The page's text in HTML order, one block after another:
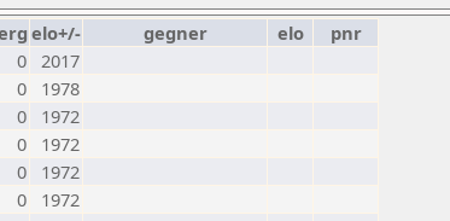
elo+/- gegner elo
pnr
0 2017
0
1978
0
1972
0
1972
0
1972
0
1972